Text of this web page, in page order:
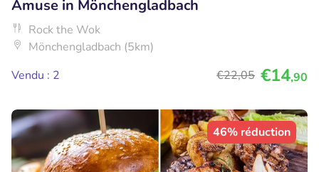
Amuse in Mönchengladbach
Rock the Wok
Mönchengladbach (5km)
Vendu : 2
€22,05 €14,90
46% réduction